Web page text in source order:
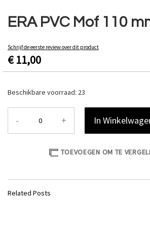
ERA PVC Mof 110
Schrijf de eerste review over dit product
€ 11,00
Beschikbare voorraad: 23
- + In
TOEVOEGEN OM TE
naar
het
van
de
afbeeldingen-
Related Posts